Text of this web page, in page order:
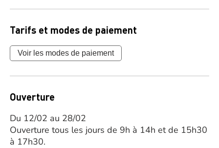
Tarifs et modes de paiement
Voir les modes de paiement
Ouverture
Du 12/02 au 28/02
Ouverture tous les jours de 9h à 14h et de 15h30
à 17h30.